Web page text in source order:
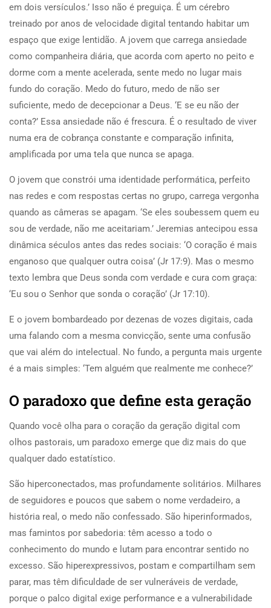
em dois versículos.’ Isso não é preguiça. É um cérebro
treinado por anos de velocidade digital tentando habitar um
espaço que exige lentidão. A jovem que carrega ansiedade
como companheira diária, que acorda com aperto no peito e
dorme com a mente acelerada, sente medo no lugar mais
fundo do coração. Medo do futuro, medo de não ser
suficiente, medo de decepcionar a Deus. ‘E se eu não der
conta?’ Essa ansiedade não é frescura. É o resultado de viver
numa era de cobrança constante e comparação infinita,
amplificada por uma tela que nunca se apaga.
O jovem que constrói uma identidade performática, perfeito
nas redes e com respostas certas no grupo, carrega vergonha
quando as câmeras se apagam. ‘Se eles soubessem quem eu
sou de verdade, não me aceitariam.’ Jeremias antecipou essa
dinâmica séculos antes das redes sociais: ‘O coração é mais
enganoso que qualquer outra coisa’ (Jr 17:9). Mas o mesmo
texto lembra que Deus sonda com verdade e cura com graça:
‘Eu sou o Senhor que sonda o coração’ (Jr 17:10).
E o jovem bombardeado por dezenas de vozes digitais, cada
uma falando com a mesma convicção, sente uma confusão
que vai além do intelectual. No fundo, a pergunta mais urgente
é a mais simples: ‘Tem alguém que realmente me conhece?’
O paradoxo que define esta geração
Quando você olha para o coração da geração digital com
olhos pastorais, um paradoxo emerge que diz mais do que
qualquer dado estatístico.
São hiperconectados, mas profundamente solitários. Milhares
de seguidores e poucos que sabem o nome verdadeiro, a
história real, o medo não confessado. São hiperinformados,
mas famintos por sabedoria: têm acesso a todo o
conhecimento do mundo e lutam para encontrar sentido no
excesso. São hiperexpressivos, postam e compartilham sem
parar, mas têm dificuldade de ser vulneráveis de verdade,
porque o palco digital exige performance e a vulnerabilidade